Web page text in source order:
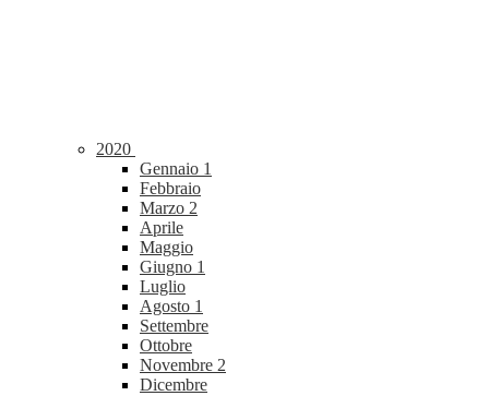
2020
Gennaio 1
Febbraio
Marzo 2
Aprile
Maggio
Giugno 1
Luglio
Agosto 1
Settembre
Ottobre
Novembre 2
Dicembre